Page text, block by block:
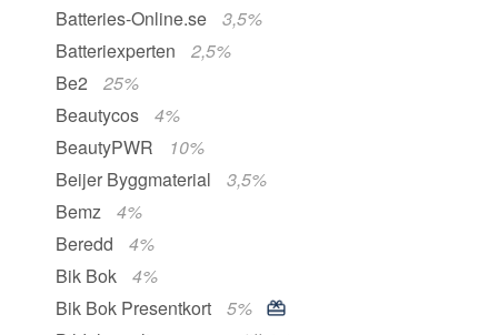
Batteries-Online.se
3,5%
Batteriexperten
2,5%
Be2
25%
Beautycos
4%
BeautyPWR
10%
Beijer Byggmaterial
3,5%
Bemz
4%
Beredd
4%
Bik Bok
4%
Bik Bok Presentkort
5%